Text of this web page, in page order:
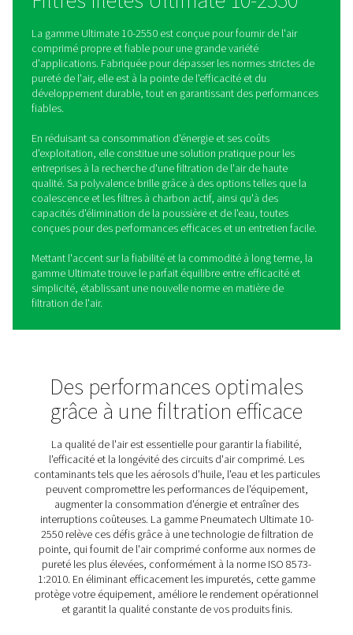
Filtres filetés Ultimate 10-
La gamme Ultimate 10-2550 est conçue pour fournir
comprimé propre et fiable pour une grande variété
d'applications. Fabriquée pour dépasser les normes
pureté de l'air, elle est à la pointe de l'efficacité et du
développement durable, tout en garantissant des
fiables.
En réduisant sa consommation d'énergie et ses coûts
d'exploitation, elle constitue une solution pratique pour
entreprises à la recherche d'une filtration de l'air de